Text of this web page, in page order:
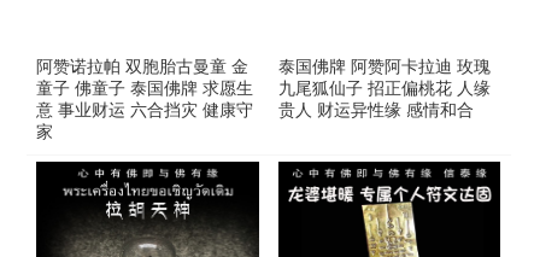
阿赞诺拉帕 双胞胎古曼童 金
童子 佛童子 泰国佛牌 求愿生
意 事业财运 六合挡灾 健康守
家
泰国佛牌 阿赞阿卡拉迪 玫瑰
九尾狐仙子 招正偏桃花 人缘
贵人 财运异性缘 感情和合